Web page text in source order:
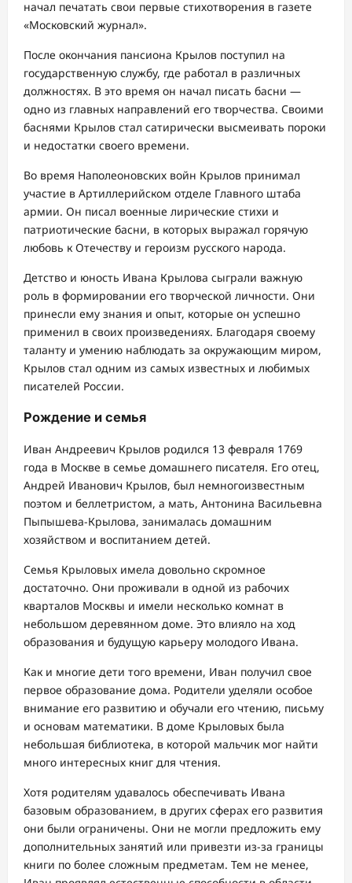
начал печатать свои первые стихотворения в газете
«Московский журнал».
После окончания пансиона Крылов поступил на
государственную службу, где работал в различных
должностях. В это время он начал писать басни —
одно из главных направлений его творчества. Своими
баснями Крылов стал сатирически высмеивать пороки
и недостатки своего времени.
Во время Наполеоновских войн Крылов принимал
участие в Артиллерийском отделе Главного штаба
армии. Он писал военные лирические стихи и
патриотические басни, в которых выражал горячую
любовь к Отечеству и героизм русского народа.
Детство и юность Ивана Крылова сыграли важную
роль в формировании его творческой личности. Они
принесли ему знания и опыт, которые он успешно
применил в своих произведениях. Благодаря своему
таланту и умению наблюдать за окружающим миром,
Крылов стал одним из самых известных и любимых
писателей России.
Рождение и семья
Иван Андреевич Крылов родился 13 февраля 1769
года в Москве в семье домашнего писателя. Его отец,
Андрей Иванович Крылов, был немногоизвестным
поэтом и беллетристом, а мать, Антонина Васильевна
Пыпышева-Крылова, занималась домашним
хозяйством и воспитанием детей.
Семья Крыловых имела довольно скромное
достаточно. Они проживали в одной из рабочих
кварталов Москвы и имели несколько комнат в
небольшом деревянном доме. Это влияло на ход
образования и будущую карьеру молодого Ивана.
Как и многие дети того времени, Иван получил свое
первое образование дома. Родители уделяли особое
внимание его развитию и обучали его чтению, письму
и основам математики. В доме Крыловых была
небольшая библиотека, в которой мальчик мог найти
много интересных книг для чтения.
Хотя родителям удавалось обеспечивать Ивана
базовым образованием, в других сферах его развития
они были ограничены. Они не могли предложить ему
дополнительных занятий или привезти из-за границы
книги по более сложным предметам. Тем не менее,